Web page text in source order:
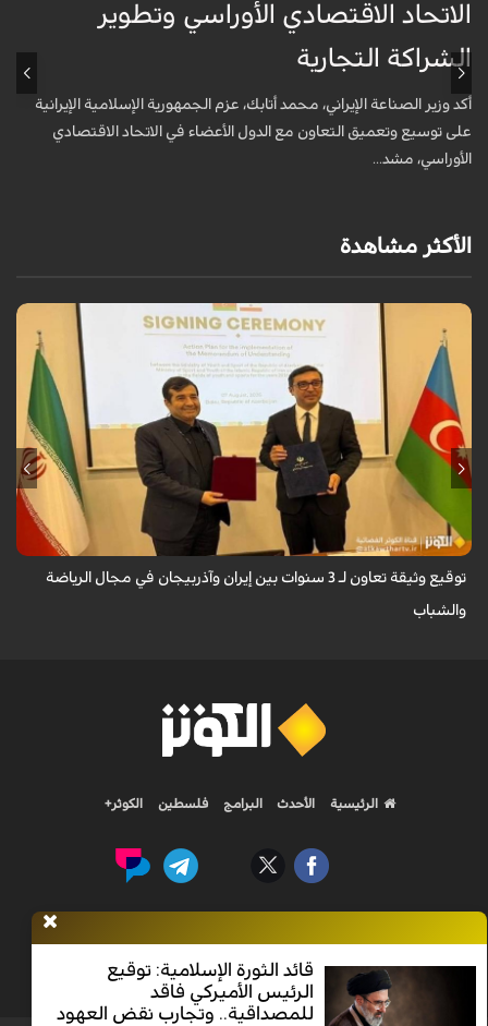
الاتحاد الاقتصادي الأوراسي وتطوير
الشراكة التجارية
أكد وزير الصناعة الإيراني، محمد أتابك، عزم الجمهورية الإسلامية الإيرانية
على توسيع وتعميق التعاون مع الدول الأعضاء في الاتحاد الاقتصادي
الأوراسي، مشد...
الأكثر مشاهدة
وقّع دنيا مالي وغاييبوف على وثيقة البرنامج التنفيذي للتعاون بين بلدي إيران
وآذربيجان في مجال الرياضة والشباب.
توقيع وثيقة تعاون لـ 3 سنوات بين إيران وآذربيجان في مجال الرياضة
والشباب
قائد الثورة الإسلامية: توقيع
الرئيس الأميركي فاقد
للمصداقية.. وتجارب نقض العهود
الرئيسية الأحدث البرامج فلسطين الكوثر+
Nilesat 11900 V | Badr 8 11747 V | Badr5 12284 V
جميع الحقوق محفوظة